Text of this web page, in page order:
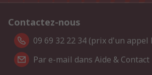
Contactez-nous
09 69 32 22 34 (prix d'un appel
Par e-mail dans Aide & Contact